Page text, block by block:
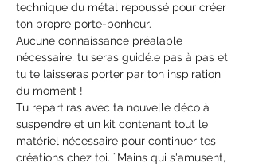
technique du métal repoussé pour créer
ton propre porte-bonheur.
Aucune connaissance préalable
nécessaire, tu seras guidé.e pas à pas et
tu te laisseras porter par ton inspiration
du moment !
Tu repartiras avec ta nouvelle déco à
suspendre et un kit contenant tout le
matériel nécessaire pour continuer tes
créations chez toi. ¨Mains qui s'amusent,